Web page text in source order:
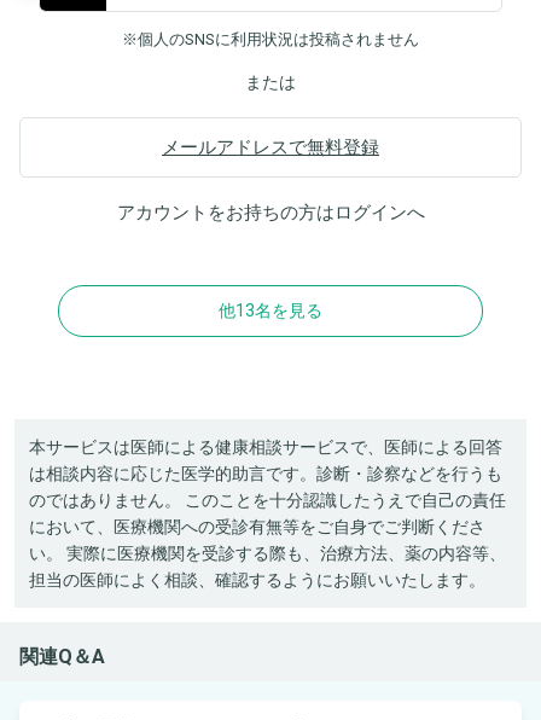
※個人のSNSに利用状況は投稿されません
または
メールアドレスで無料登録
アカウントをお持ちの方はログインへ
他13名を見る
本サービスは医師による健康相談サービスで、医師による回答
は相談内容に応じた医学的助言です。診断・診察などを行うも
のではありません。 このことを十分認識したうえで自己の責任
において、医療機関への受診有無等をご自身でご判断くださ
い。 実際に医療機関を受診する際も、治療方法、薬の内容等、
担当の医師によく相談、確認するようにお願いいたします。
関連Q＆A